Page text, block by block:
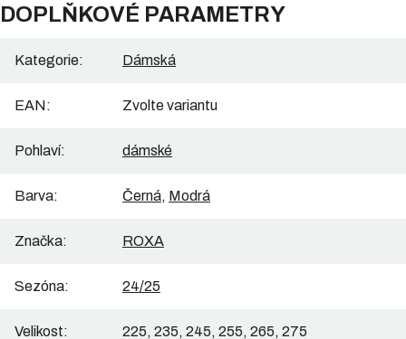
DOPLŇKOVÉ PARAMETRY
Kategorie: Dámská
EAN: Zvolte variantu
Pohlaví: dámské
Barva: Černá, Modrá
Značka: ROXA
Sezóna: 24/25
Velikost: 225, 235, 245, 255, 265, 275